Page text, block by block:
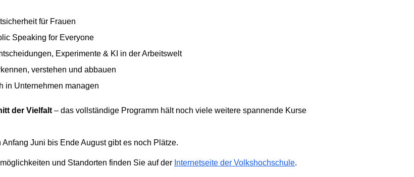
für Frauen
Speaking for Everyone
Experimente & KI in der Arbeitswelt
verstehen und abbauen
in Unternehmen managen
der Vielfalt – das vollständige Programm hält noch viele weitere spannende Kurse
Juni bis Ende August gibt es noch Plätze.
und Standorten finden Sie auf der Internetseite der Volkshochschule.